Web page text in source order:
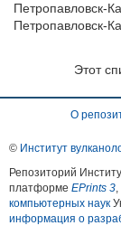
Петропавловск-
Петропавловск-
Этот
О
© Институт
Репозиторий
платформе EPrints 3
компьютерных наук
информация о